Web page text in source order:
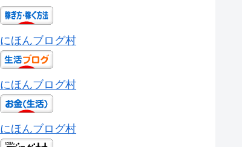
にほんブログ村
にほんブログ村
にほんブログ村